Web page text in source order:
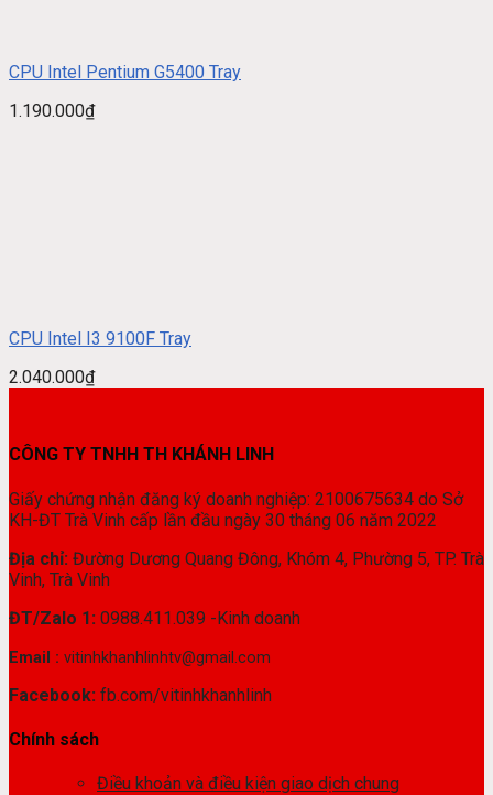
CPU Intel Pentium G5400 Tray
1.190.000₫
CPU Intel I3 9100F Tray
2.040.000₫
CÔNG TY TNHH TH KHÁNH LINH
Giấy chứng nhận đăng ký doanh nghiệp: 2100675634 do Sở
KH-ĐT Trà Vinh cấp lần đầu ngày 30 tháng 06 năm 2022
Địa chỉ: Đường Dương Quang Đông, Khóm 4, Phường 5, TP. Trà
Vinh, Trà Vinh
ĐT/Zalo 1: 0988.411.039 -Kinh doanh
Email : vitinhkhanhlinhtv@gmail.com
Facebook: fb.com/vitinhkhanhlinh
Chính sách
Điều khoản và điều kiện giao dịch chung